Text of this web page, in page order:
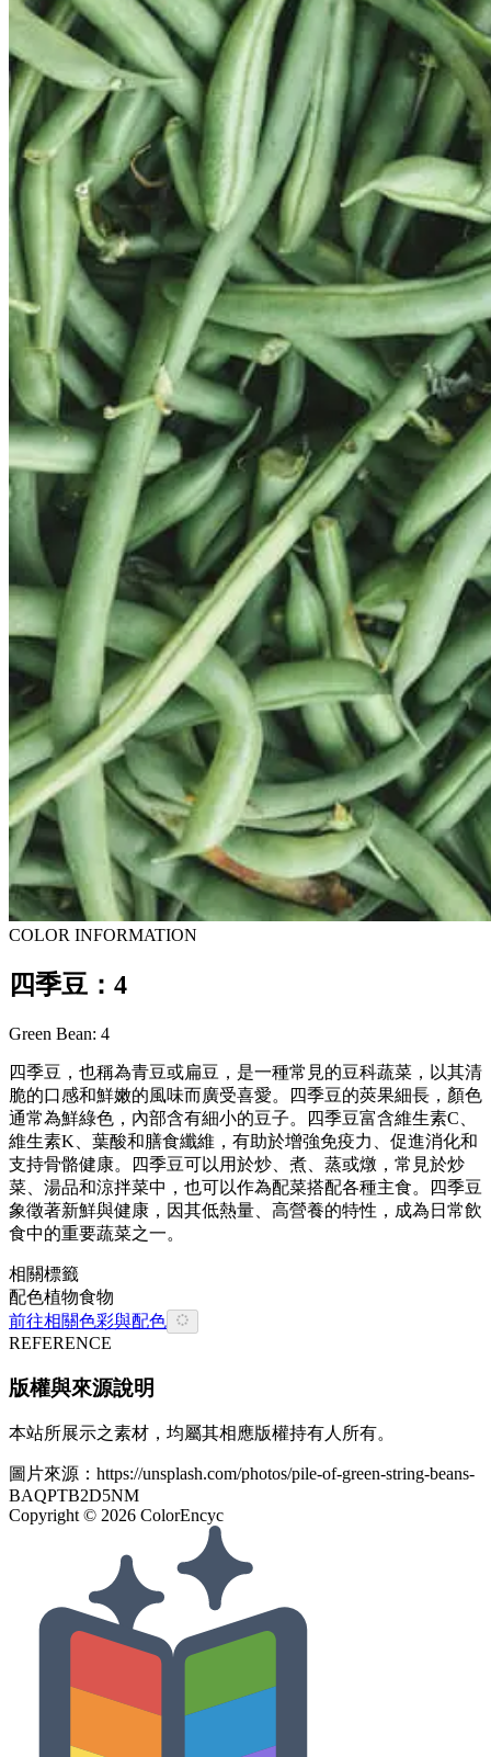
COLOR INFORMATION
四季豆：4
Green Bean: 4
四季豆，也稱為青豆或扁豆，是一種常見的豆科蔬菜，以其清
脆的口感和鮮嫩的風味而廣受喜愛。四季豆的莢果細長，顏色
通常為鮮綠色，內部含有細小的豆子。四季豆富含維生素C、
維生素K、葉酸和膳食纖維，有助於增強免疫力、促進消化和
支持骨骼健康。四季豆可以用於炒、煮、蒸或燉，常見於炒
菜、湯品和涼拌菜中，也可以作為配菜搭配各種主食。四季豆
象徵著新鮮與健康，因其低熱量、高營養的特性，成為日常飲
食中的重要蔬菜之一。
相關標籤
配色植物食物
前往相關色彩與配色
REFERENCE
版權與來源說明
本站所展示之素材，均屬其相應版權持有人所有。
圖片來源： https://unsplash.com/photos/pile-of-green-string-beans-
BAQPTB2D5NM
Copyright © 2026 ColorEncyc